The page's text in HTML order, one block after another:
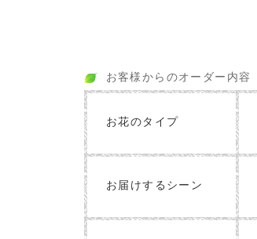
お客様からのオーダー内容
お花のタイプ
お届けするシーン